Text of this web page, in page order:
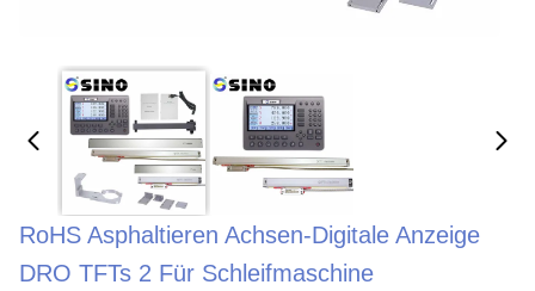
RoHS Asphaltieren Achsen-Digitale Anzeige
DRO TFTs 2 Für Schleifmaschine